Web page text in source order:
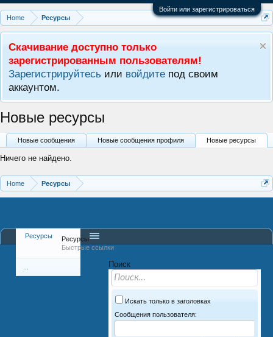
Войти или зарегистрироваться
Home
Ресурсы
Скачивание доступно только
зарегистрированным пользователям!
Зарегистрируйтесь или войдите под своим
аккаунтом.
Новые ресурсы
Новые сообщения Новые сообщения профиля Новые ресурсы
Ничего не найдено.
Home Ресурсы
Ресурсы
Ресурсы
Быстрые ссылки
Поиск
Искать только в заголовках
Сообщения пользователя: